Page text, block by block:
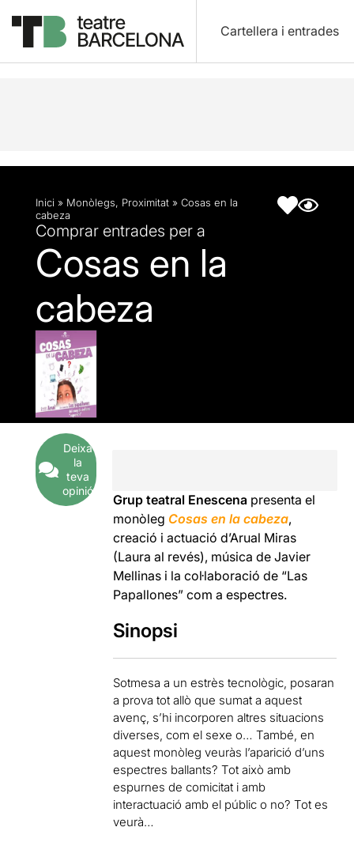
Cartellera i entrades
Descripció Fitxa artística
Inici » Monòlegs, Proximitat » Cosas en la
cabeza
Comprar entrades per a
Cosas en la
cabeza
Deixa
la
teva
opinió
Grup teatral Enescena presenta el
monòleg Cosas en la cabeza,
creació i actuació d’Arual Miras
(Laura al revés), música de Javier
Mellinas i la col·laboració de “Las
Papallones” com a espectres.
Sinopsi
Sotmesa a un estrès tecnològic, posaran
a prova tot allò que sumat a aquest
avenç, s’hi incorporen altres situacions
diverses, com el sexe o… També, en
aquest monòleg veuràs l’aparició d’uns
espectres ballants? Tot això amb
espurnes de comicitat i amb
interactuació amb el públic o no? Tot es
veurà…